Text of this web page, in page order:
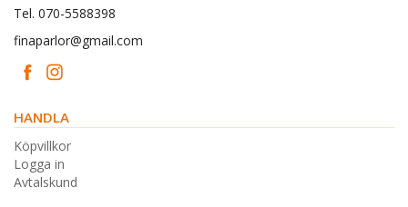
Tel. 070-5588398
finaparlor@gmail.com
HANDLA
Köpvillkor
Logga in
Avtalskund